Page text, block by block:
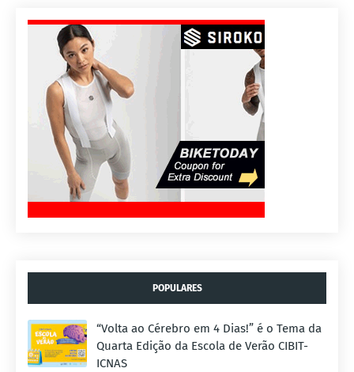
POPULARES
“Volta ao Cérebro em 4 Dias!” é o Tema da
Quarta Edição da Escola de Verão CIBIT-
ICNAS